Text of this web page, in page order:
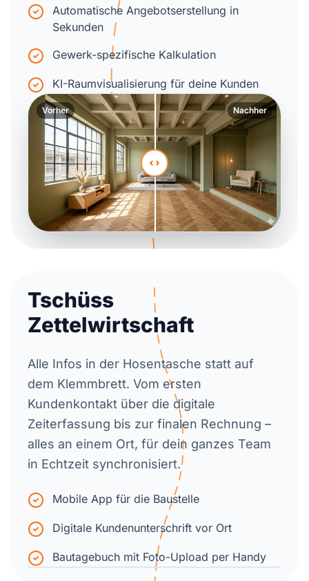
Automatische Angebotserstellung in
Sekunden
Gewerk-spezifische Kalkulation
KI-Raumvisualisierung für deine Kunden
Vorher Nachher
Tschüss
Zettelwirtschaft
Alle Infos in der Hosentasche statt auf
dem Klemmbrett. Vom ersten
Kundenkontakt über die digitale
Zeiterfassung bis zur finalen Rechnung –
alles an einem Ort, für dein ganzes Team
in Echtzeit synchronisiert.
Mobile App für die Baustelle
Digitale Kundenunterschrift vor Ort
Bautagebuch mit Foto-Upload per Handy